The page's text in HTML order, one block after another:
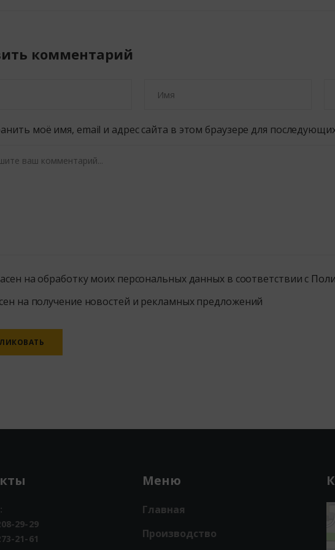
комментарий
моё имя, email и адрес сайта в этом браузере для
на обработку моих персональных данных в соответствии с
на получение новостей и рекламных предложений
29-29
21-61
Меню
Главная
Производство